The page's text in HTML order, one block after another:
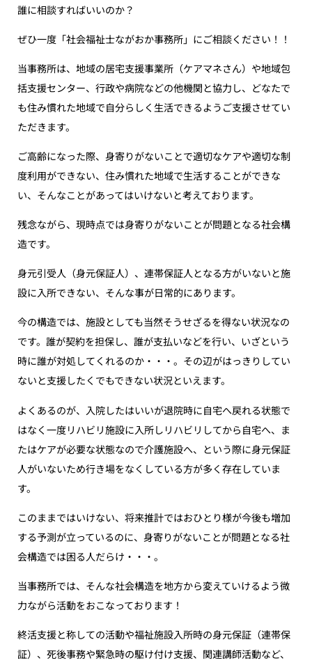
誰に相談すればいいのか？
ぜひ一度「社会福祉士ながおか事務所」にご相談ください！！
当事務所は、地域の居宅支援事業所（ケアマネさん）や地域包
括支援センター、行政や病院などの他機関と協力し、どなたで
も住み慣れた地域で自分らしく生活できるようご支援させてい
ただきます。
ご高齢になった際、身寄りがないことで適切なケアや適切な制
度利用ができない、住み慣れた地域で生活することができな
い、そんなことがあってはいけないと考えております。
残念ながら、現時点では身寄りがないことが問題となる社会構
造です。
身元引受人（身元保証人）、連帯保証人となる方がいないと施
設に入所できない、そんな事が日常的にあります。
今の構造では、施設としても当然そうせざるを得ない状況なの
です。誰が契約を担保し、誰が支払いなどを行い、いざという
時に誰が対処してくれるのか・・・。その辺がはっきりしてい
ないと支援したくでもできない状況といえます。
よくあるのが、入院したはいいが退院時に自宅へ戻れる状態で
はなく一度リハビリ施設に入所しリハビリしてから自宅へ、ま
たはケアが必要な状態なので介護施設へ、という際に身元保証
人がいないため行き場をなくしている方が多く存在していま
す。
このままではいけない、将来推計ではおひとり様が今後も増加
する予測が立っているのに、身寄りがないことが問題となる社
会構造では困る人だらけ・・・。
当事務所では、そんな社会構造を地方から変えていけるよう微
力ながら活動をおこなっております！
終活支援と称しての活動や福祉施設入所時の身元保証（連帯保
証）、死後事務や緊急時の駆け付け支援、関連講師活動など、